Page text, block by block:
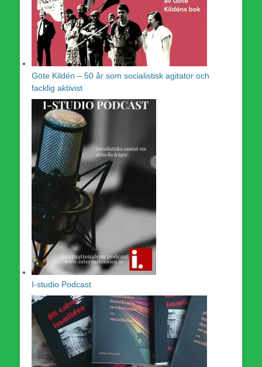
Göte Kildén – 50 år som socialistisk agitator och
facklig aktivist
I-studio Podcast